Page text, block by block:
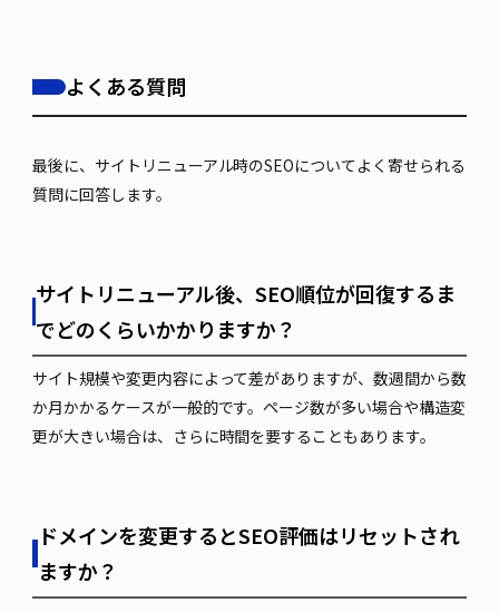
よくある質問
最後に、サイトリニューアル時のSEOについてよく寄せられる
質問に回答します。
サイトリニューアル後、SEO順位が回復するま
でどのくらいかかりますか？
サイト規模や変更内容によって差がありますが、数週間から数
か月かかるケースが一般的です。ページ数が多い場合や構造変
更が大きい場合は、さらに時間を要することもあります。
ドメインを変更するとSEO評価はリセットされ
ますか？